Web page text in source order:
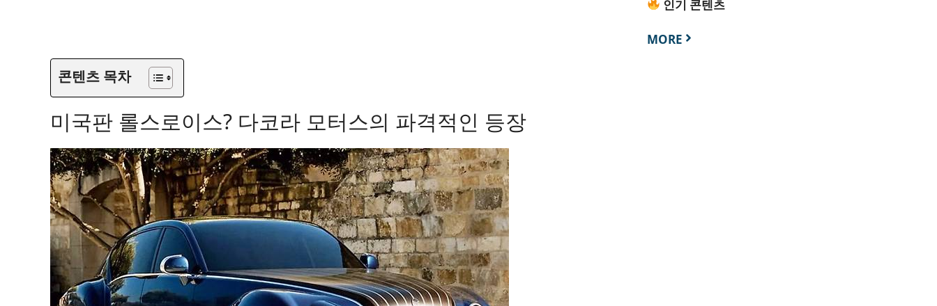
콘텐츠 목차
미국판 롤스로이스? 다코라 모터스의 파격적인 등장
인기 콘텐츠
MORE